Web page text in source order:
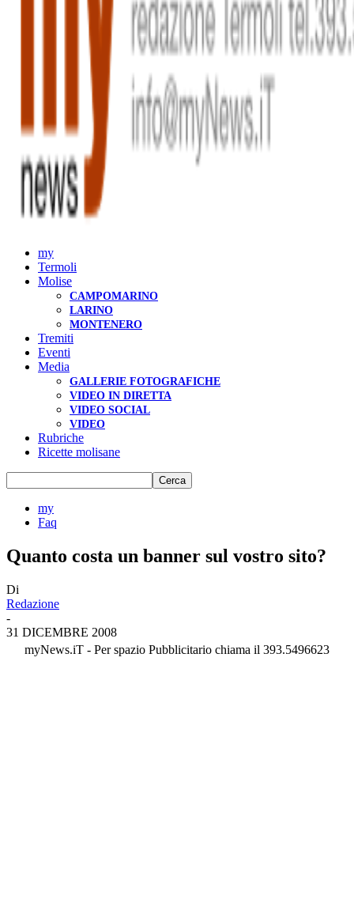
my
Termoli
Molise
CAMPOMARINO
LARINO
MONTENERO
Tremiti
Eventi
Media
GALLERIE FOTOGRAFICHE
VIDEO IN DIRETTA
VIDEO SOCIAL
VIDEO
Rubriche
Ricette molisane
my
Faq
Quanto costa un banner sul vostro sito?
Di
Redazione
-
31 DICEMBRE 2008
myNews.iT - Per spazio Pubblicitario chiama il 393.5496623